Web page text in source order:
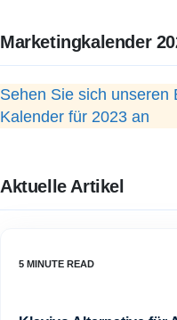
Marketingkalender
Sehen Sie sich unseren
Kalender für 2023 an
Aktuelle Artikel